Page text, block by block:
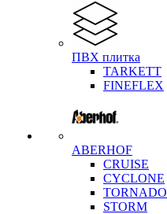
ПВХ плитка
TARKETT
FINEFLEX
ABERHOF
CRUISE
CYCLONE
TORNADO
STORM